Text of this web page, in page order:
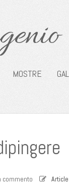
MOSTRE
commento Article